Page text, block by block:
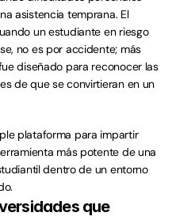
asistencia temprana. El
un estudiante en riesgo
no es por accidente; más
diseñado para reconocer las
de que se convirtieran en un
plataforma para impartir
más potente de una
dentro de un entorno
que